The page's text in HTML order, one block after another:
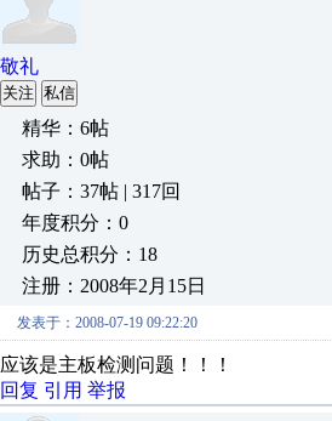
敬礼
关注 私信
精华：6帖
求助：0帖
帖子：37帖 | 317回
年度积分：0
历史总积分：18
注册：2008年2月15日
发表于：2008-07-19 09:22:20
应该是主板检测问题！！！
回复 引用 举报